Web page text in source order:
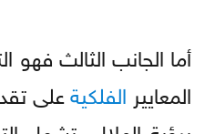
أما الجانب الثالث فهو
المعايير الفلكيةعلى